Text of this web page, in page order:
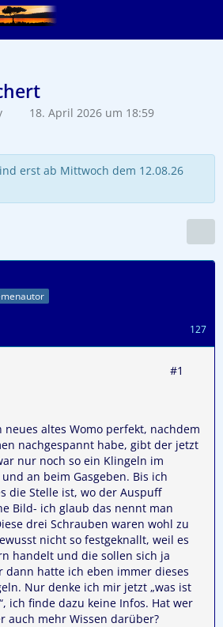
18. April 2026 um 18:59
erst ab Mittwoch dem 12.08.26
127
#1
altes Womo perfekt, nachdem
nachgespannt habe, gibt der jetzt
nur noch so ein Klingeln im
an beim Gasgeben. Bis ich
die Stelle ist, wo der Auspuff
Bild- ich glaub das nennt man
drei Schrauben waren wohl zu
nicht so festgeknallt, weil es
handelt und die sollen sich ja
dann hatte ich eben immer dieses
Nur denke ich mir jetzt „was ist
ich finde dazu keine Infos. Hat wer
auch mehr Wissen darüber?